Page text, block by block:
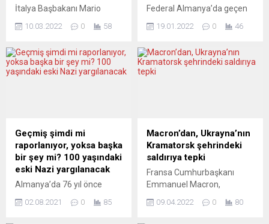
İtalya Başbakanı Mario
çeşitlendirilmesine yüksek
gazına bağımlılıklarını
azaltmak için çalıştıklarını
oturumunda, “AB,
Ukrayna’nın işgaline birleşik
biçimde, hızlı bir şekilde
tepki verdi. Bu hafta içinde
onaylanan yaptırımlar, G7 ve
NATO müttefikleriyle
birlikte, Moskova...
10.03.2022 0 58
Federal Almanya’da geçen
olan yıllık enflasyon, yüksek
etkisiyle aralıkta yüzde 5,3’e
çıkarak son 30 yılın en
yüksek seviyesini gördü.
Almanya Federal İstatistik
Dairesi (Destatis), fiyat...
19.01.2022 0 46
Geçmiş şimdi mi
raporlanıyor, yoksa başka
bir şey mi? 100 yaşındaki
eski Nazi yargılanacak
Almanya’da 76 yıl önce
Sachsenhausen Nazi
02.08.2021 0 85
Macron’dan, Ukrayna’nın
Kramatorsk şehrindeki
saldırıya tepki
Fransa Cumhurbaşkanı
Emmanuel Macron,
Kramatorsk kentindeki tren
09.04.2022 0 80